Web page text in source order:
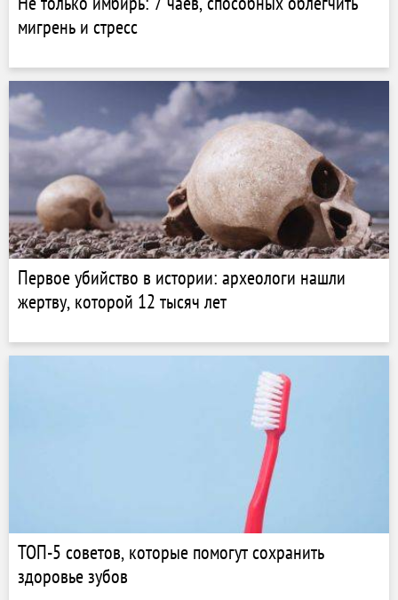
мигрень и стресс
Первое убийство в истории: археологи нашли
жертву, которой 12 тысяч лет
ТОП-5 советов, которые помогут сохранить
здоровье зубов